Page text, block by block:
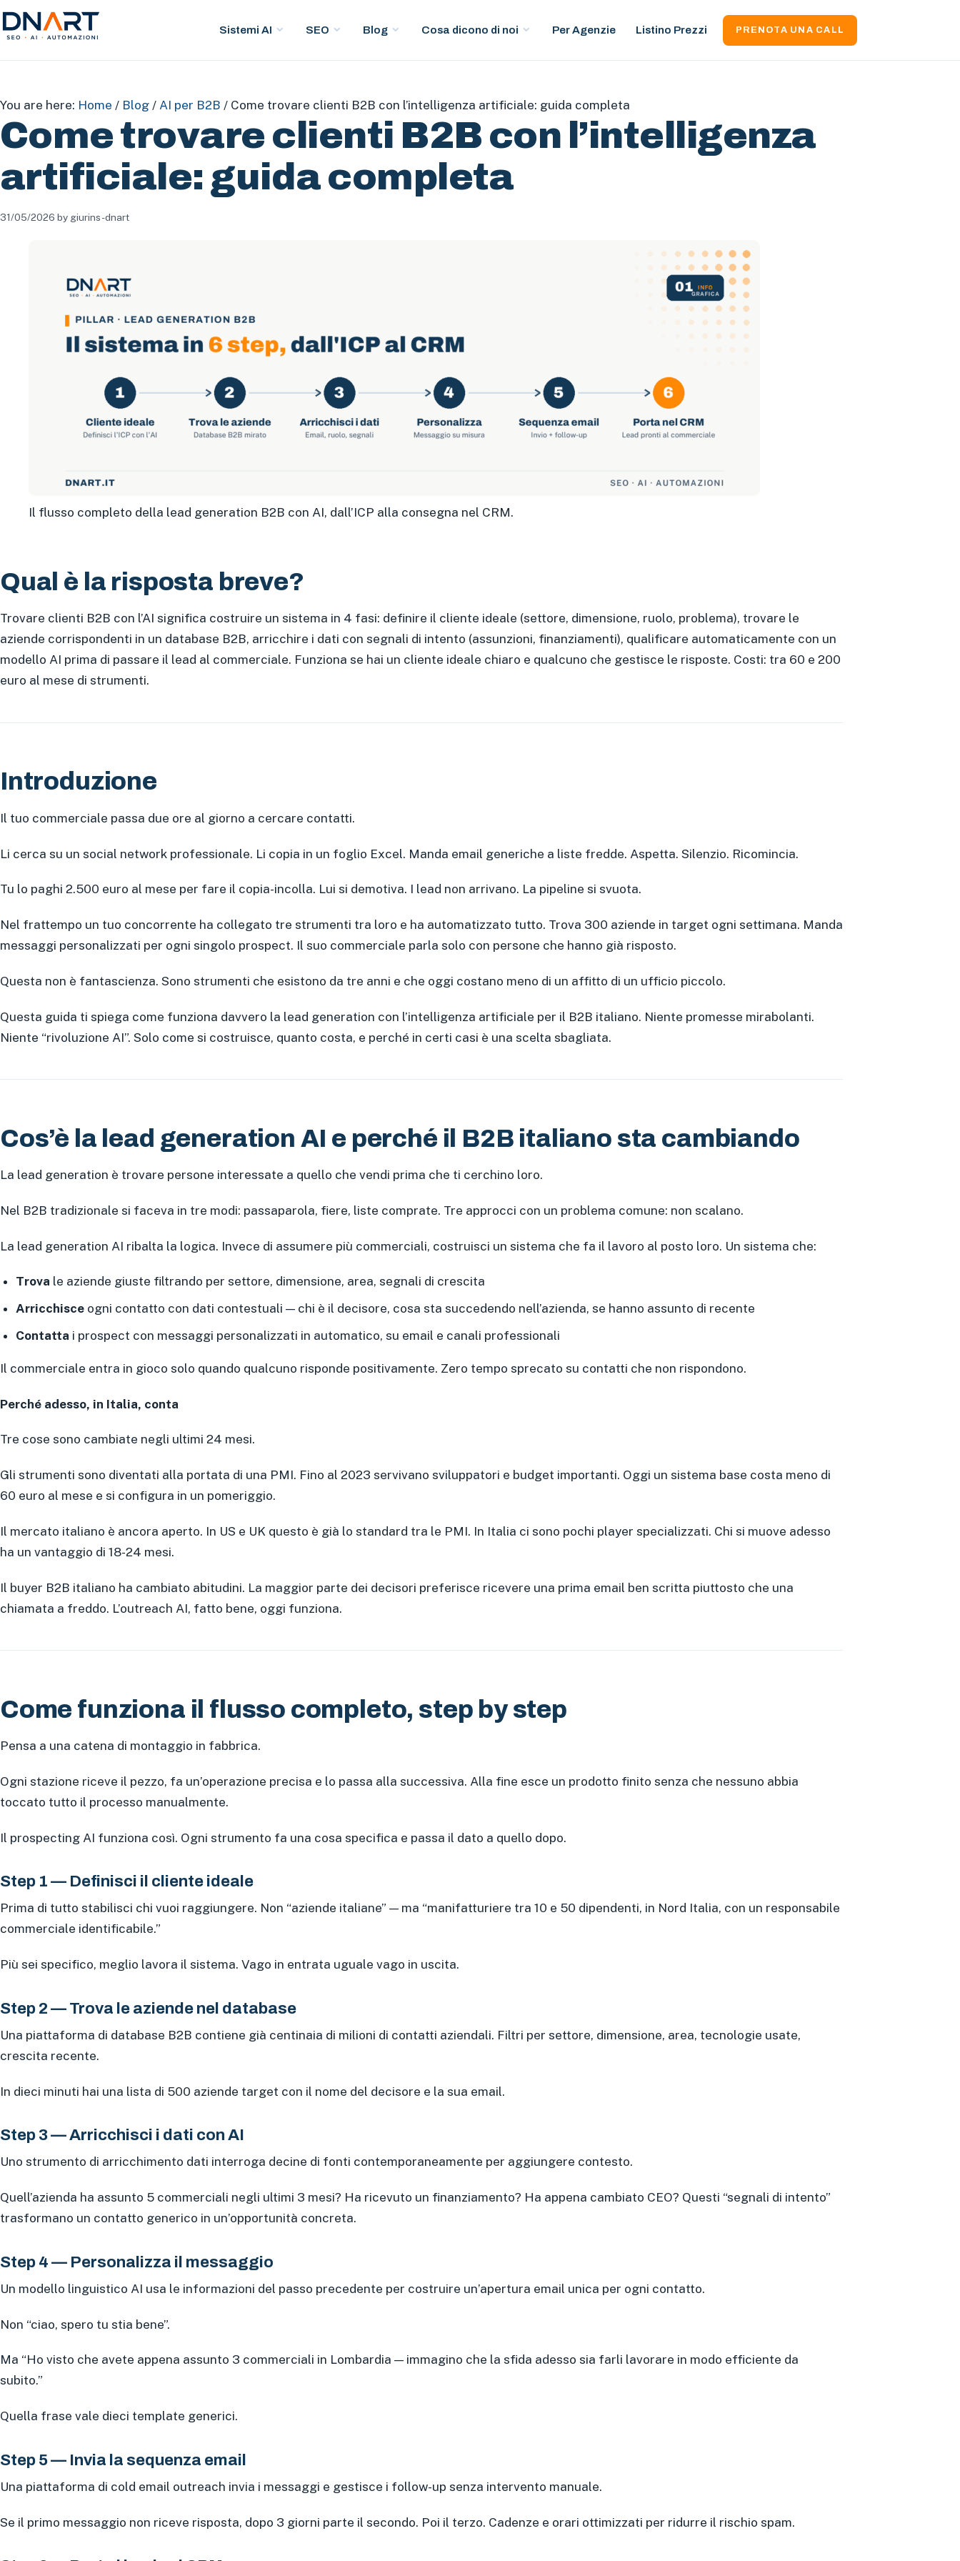
DNArt Sistemi AI SEO Blog Cosa dicono di noi Per Agenzie Listino Prezzi PRENOTA UNA CALL
You are here: Home / Blog / AI per B2B / Come trovare clienti B2B con l’intelligenza artificiale: guida completa
Come trovare clienti B2B con l’intelligenza
artificiale: guida completa
31/05/2026 by giurins-dnart
Il flusso completo della lead generation B2B con AI, dall’ICP alla consegna nel CRM.
Qual è la risposta breve?
Trovare clienti B2B con l’AI significa costruire un sistema in 4 fasi: definire il cliente ideale (settore, dimensione, ruolo, problema), trovare le
aziende corrispondenti in un database B2B, arricchire i dati con segnali di intento (assunzioni, finanziamenti), qualificare automaticamente con un
modello AI prima di passare il lead al commerciale. Funziona se hai un cliente ideale chiaro e qualcuno che gestisce le risposte. Costi: tra 60 e 200
euro al mese di strumenti.
Introduzione
Il tuo commerciale passa due ore al giorno a cercare contatti.
Li cerca su un social network professionale. Li copia in un foglio Excel. Manda email generiche a liste fredde. Aspetta. Silenzio. Ricomincia.
Tu lo paghi 2.500 euro al mese per fare il copia-incolla. Lui si demotiva. I lead non arrivano. La pipeline si svuota.
Nel frattempo un tuo concorrente ha collegato tre strumenti tra loro e ha automatizzato tutto. Trova 300 aziende in target ogni settimana. Manda
messaggi personalizzati per ogni singolo prospect. Il suo commerciale parla solo con persone che hanno già risposto.
Questa non è fantascienza. Sono strumenti che esistono da tre anni e che oggi costano meno di un affitto di un ufficio piccolo.
Questa guida ti spiega come funziona davvero la lead generation con l’intelligenza artificiale per il B2B italiano. Niente promesse mirabolanti.
Niente “rivoluzione AI”. Solo come si costruisce, quanto costa, e perché in certi casi è una scelta sbagliata.
Cos’è la lead generation AI e perché il B2B italiano sta cambiando
La lead generation è trovare persone interessate a quello che vendi prima che ti cerchino loro.
Nel B2B tradizionale si faceva in tre modi: passaparola, fiere, liste comprate. Tre approcci con un problema comune: non scalano.
La lead generation AI ribalta la logica. Invece di assumere più commerciali, costruisci un sistema che fa il lavoro al posto loro. Un sistema che:
Trova le aziende giuste filtrando per settore, dimensione, area, segnali di crescita
Arricchisce ogni contatto con dati contestuali — chi è il decisore, cosa sta succedendo nell’azienda, se hanno assunto di recente
Contatta i prospect con messaggi personalizzati in automatico, su email e canali professionali
Il commerciale entra in gioco solo quando qualcuno risponde positivamente. Zero tempo sprecato su contatti che non rispondono.
Perché adesso, in Italia, conta
Tre cose sono cambiate negli ultimi 24 mesi.
Gli strumenti sono diventati alla portata di una PMI. Fino al 2023 servivano sviluppatori e budget importanti. Oggi un sistema base costa meno di
60 euro al mese e si configura in un pomeriggio.
Il mercato italiano è ancora aperto. In US e UK questo è già lo standard tra le PMI. In Italia ci sono pochi player specializzati. Chi si muove adesso
ha un vantaggio di 18-24 mesi.
Il buyer B2B italiano ha cambiato abitudini. La maggior parte dei decisori preferisce ricevere una prima email ben scritta piuttosto che una
chiamata a freddo. L’outreach AI, fatto bene, oggi funziona.
Come funziona il flusso completo, step by step
Pensa a una catena di montaggio in fabbrica.
Ogni stazione riceve il pezzo, fa un’operazione precisa e lo passa alla successiva. Alla fine esce un prodotto finito senza che nessuno abbia
toccato tutto il processo manualmente.
Il prospecting AI funziona così. Ogni strumento fa una cosa specifica e passa il dato a quello dopo.
Step 1 — Definisci il cliente ideale
Prima di tutto stabilisci chi vuoi raggiungere. Non “aziende italiane” — ma “manifatturiere tra 10 e 50 dipendenti, in Nord Italia, con un responsabile
commerciale identificabile.”
Più sei specifico, meglio lavora il sistema. Vago in entrata uguale vago in uscita.
Step 2 — Trova le aziende nel database
Una piattaforma di database B2B contiene già centinaia di milioni di contatti aziendali. Filtri per settore, dimensione, area, tecnologie usate,
crescita recente.
In dieci minuti hai una lista di 500 aziende target con il nome del decisore e la sua email.
Step 3 — Arricchisci i dati con AI
Uno strumento di arricchimento dati interroga decine di fonti contemporaneamente per aggiungere contesto.
Quell’azienda ha assunto 5 commerciali negli ultimi 3 mesi? Ha ricevuto un finanziamento? Ha appena cambiato CEO? Questi “segnali di intento”
trasformano un contatto generico in un’opportunità concreta.
Step 4 — Personalizza il messaggio
Un modello linguistico AI usa le informazioni del passo precedente per costruire un’apertura email unica per ogni contatto.
Non “ciao, spero tu stia bene”.
Ma “Ho visto che avete appena assunto 3 commerciali in Lombardia — immagino che la sfida adesso sia farli lavorare in modo efficiente da
subito.”
Quella frase vale dieci template generici.
Step 5 — Invia la sequenza email
Una piattaforma di cold email outreach invia i messaggi e gestisce i follow-up senza intervento manuale.
Se il primo messaggio non riceve risposta, dopo 3 giorni parte il secondo. Poi il terzo. Cadenze e orari ottimizzati per ridurre il rischio spam.